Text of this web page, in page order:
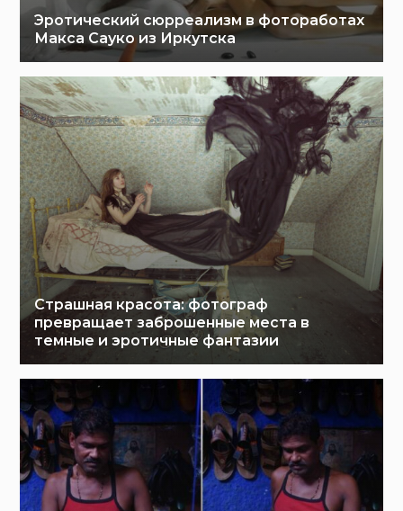
Эротический сюрреализм в фотоработах
Макса Сауко из Иркутска
Страшная красота: фотограф
превращает заброшенные места в
темные и эротичные фантазии